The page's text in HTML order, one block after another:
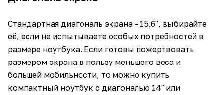
Стандартная диагональ экрана - 15.6", выбирайте
её, если не испытываете особых потребностей в
размере ноутбука. Если готовы пожертвовать
размером экрана в пользу меньшего веса и
большей мобильности, то можно купить
компактный ноутбук с диагональю 14" или